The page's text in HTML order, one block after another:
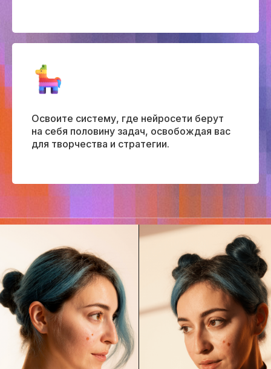
Освоите систему, где нейросети берут
на себя половину задач, освобождая вас
для творчества и стратегии.